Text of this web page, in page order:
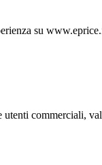
su
commerciali,